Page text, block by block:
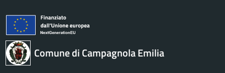
Comune di Campagnola Emilia